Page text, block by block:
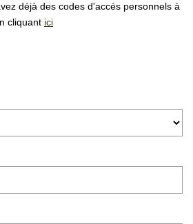
déjà des codes d'accés personnels à
cliquant ici